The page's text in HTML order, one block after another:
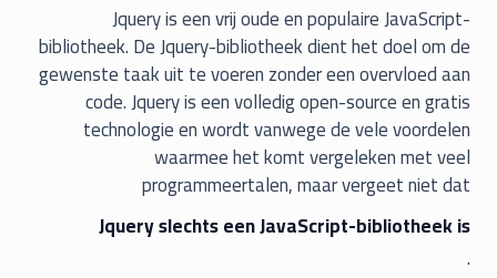
Jquery is een vrij oude en populaire JavaScript-
bibliotheek. De Jquery-bibliotheek dient het doel om de
gewenste taak uit te voeren zonder een overvloed aan
code. Jquery is een volledig open-source en gratis
technologie en wordt vanwege de vele voordelen
waarmee het komt vergeleken met veel
programmeertalen, maar vergeet niet dat
Jquery slechts een JavaScript-bibliotheek is
.